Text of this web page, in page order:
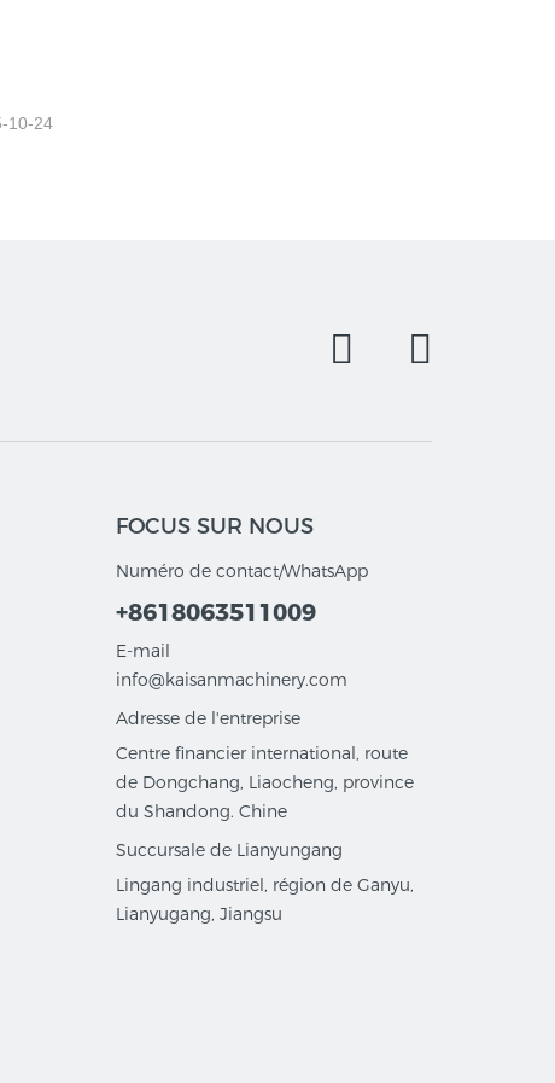
10-24
FOCUS SUR NOUS
Numéro de contact/WhatsApp
+8618063511009
E-mail
info@kaisanmachinery.com
Adresse de l'entreprise
Centre financier international, route
de Dongchang, Liaocheng, province
du Shandong. Chine
Succursale de Lianyungang
Lingang industriel, région de Ganyu,
Lianyugang, Jiangsu